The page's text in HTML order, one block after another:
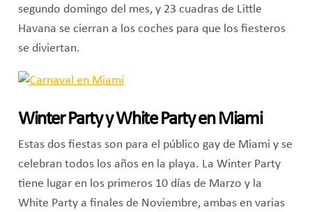
segundo domingo del mes, y 23 cuadras de Little
Havana se cierran a los coches para que los fiesteros
se diviertan.
Winter Party y White Party en Miami
Estas dos fiestas son para el público gay de Miami y se
celebran todos los años en la playa. La Winter Party
tiene lugar en los primeros 10 días de Marzo y la
White Party a finales de Noviembre, ambas en varias